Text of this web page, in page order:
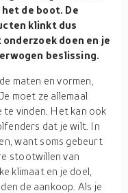
de boot. De
klinkt dus
doen en je
beslissing.
maten en vormen,
moet ze allemaal
te vinden. Het kan ook
dat je wilt. In
want soms gebeurt
stootwillen van
klimaat en je doel,
de aankoop. Als je